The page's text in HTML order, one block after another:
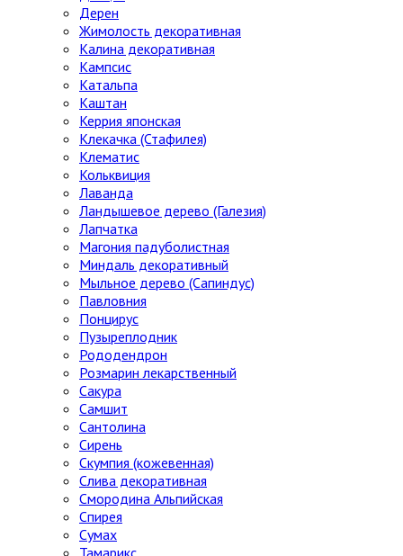
Дерен
Жимолость декоративная
Калина декоративная
Кампсис
Катальпа
Каштан
Керрия японская
Клекачка (Стафилея)
Клематис
Кольквиция
Лаванда
Ландышевое дерево (Галезия)
Лапчатка
Магония падуболистная
Миндаль декоративный
Мыльное дерево (Сапиндус)
Павловния
Понцирус
Пузыреплодник
Рододендрон
Розмарин лекарственный
Сакура
Самшит
Сантолина
Сирень
Скумпия (кожевенная)
Слива декоративная
Смородина Альпийская
Спирея
Сумах
Тамарикс